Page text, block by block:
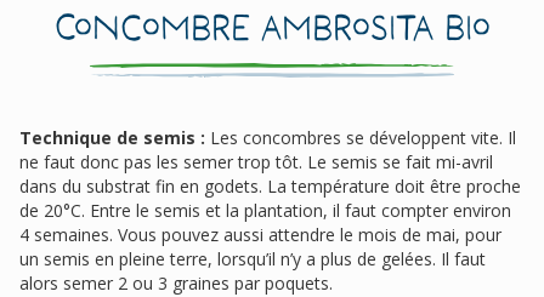
Concombre Ambrosita Bio
Technique de semis : Les concombres se développent vite. Il
ne faut donc pas les semer trop tôt. Le semis se fait mi-avril
dans du substrat fin en godets. La température doit être proche
de 20°C. Entre le semis et la plantation, il faut compter environ
4 semaines. Vous pouvez aussi attendre le mois de mai, pour
un semis en pleine terre, lorsqu’il n’y a plus de gelées. Il faut
alors semer 2 ou 3 graines par poquets.